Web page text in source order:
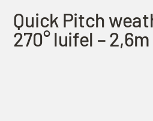
Quick Pitch
270° luifel –